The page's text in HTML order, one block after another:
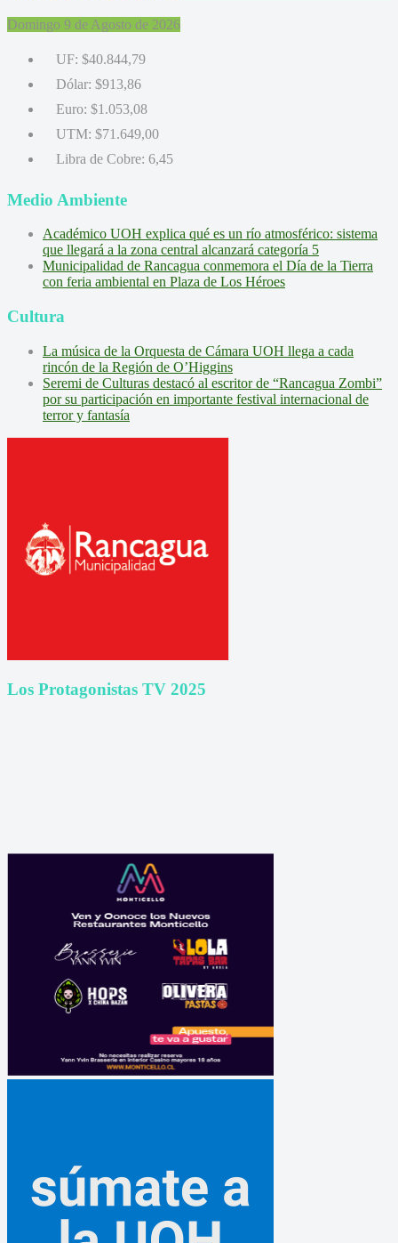
Domingo 9 de Agosto de 2026
UF: $40.844,79
Dólar: $913,86
Euro: $1.053,08
UTM: $71.649,00
Libra de Cobre: 6,45
Medio Ambiente
Académico UOH explica qué es un río atmosférico: sistema
que llegará a la zona central alcanzará categoría 5
Municipalidad de Rancagua conmemora el Día de la Tierra
con feria ambiental en Plaza de Los Héroes
Cultura
La música de la Orquesta de Cámara UOH llega a cada
rincón de la Región de O’Higgins
Seremi de Culturas destacó al escritor de “Rancagua Zombi”
por su participación en importante festival internacional de
terror y fantasía
Los Protagonistas TV 2025